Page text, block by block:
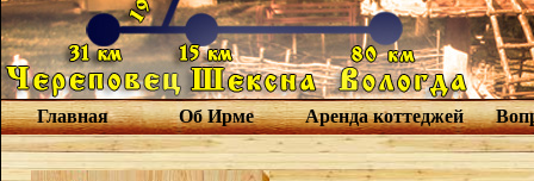
Главная Об Ирме Аренда коттеджей